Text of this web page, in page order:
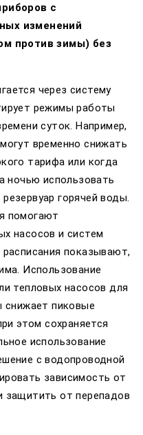
с
изменений
против зимы) без
через систему
режимы работы
суток. Например,
временно снижать
тарифа или когда
ночью использовать
горячей воды.
помогают
насосов и систем
показывают,
Использование
тепловых насосов для
снижает пиковые
этом сохраняется
использование
с водопроводной
зависимость от
защитить от перепадов